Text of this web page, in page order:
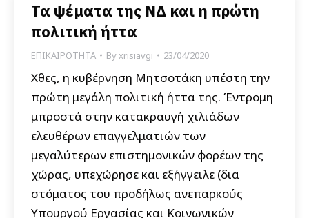
Τα ψέματα της ΝΔ και η πρώτη
πολιτική ήττα
ΕΠΙΚΑΙΡΟΤΗΤΑ Byxrisiavgi 23/04/2020
Χθες, η κυβέρνηση Μητσοτάκη υπέστη την
πρώτη μεγάλη πολιτική ήττα της. Έντρομη
μπροστά στην κατακραυγή χιλιάδων
ελευθέρων επαγγελματιών των
μεγαλύτερων επιστημονικών φορέων της
χώρας, υπεχώρησε και εξήγγειλε (δια
στόματος του προδήλως ανεπαρκούς
Υπουργού Εργασίας και Κοινωνικών